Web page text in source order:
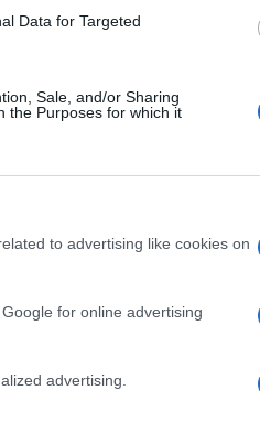
Data for Targeted
Sale, and/or Sharing
the Purposes for which it
to advertising like cookies on
for online advertising
advertising.